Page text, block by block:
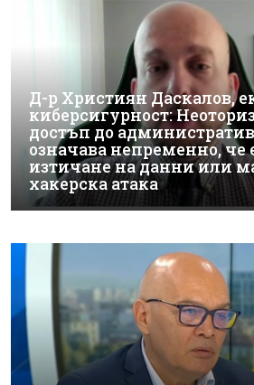
Д-р Християн Даскалов,
киберсигурност:
достъп до
означава непременно, че
изтичане на данни или
хакерска атака